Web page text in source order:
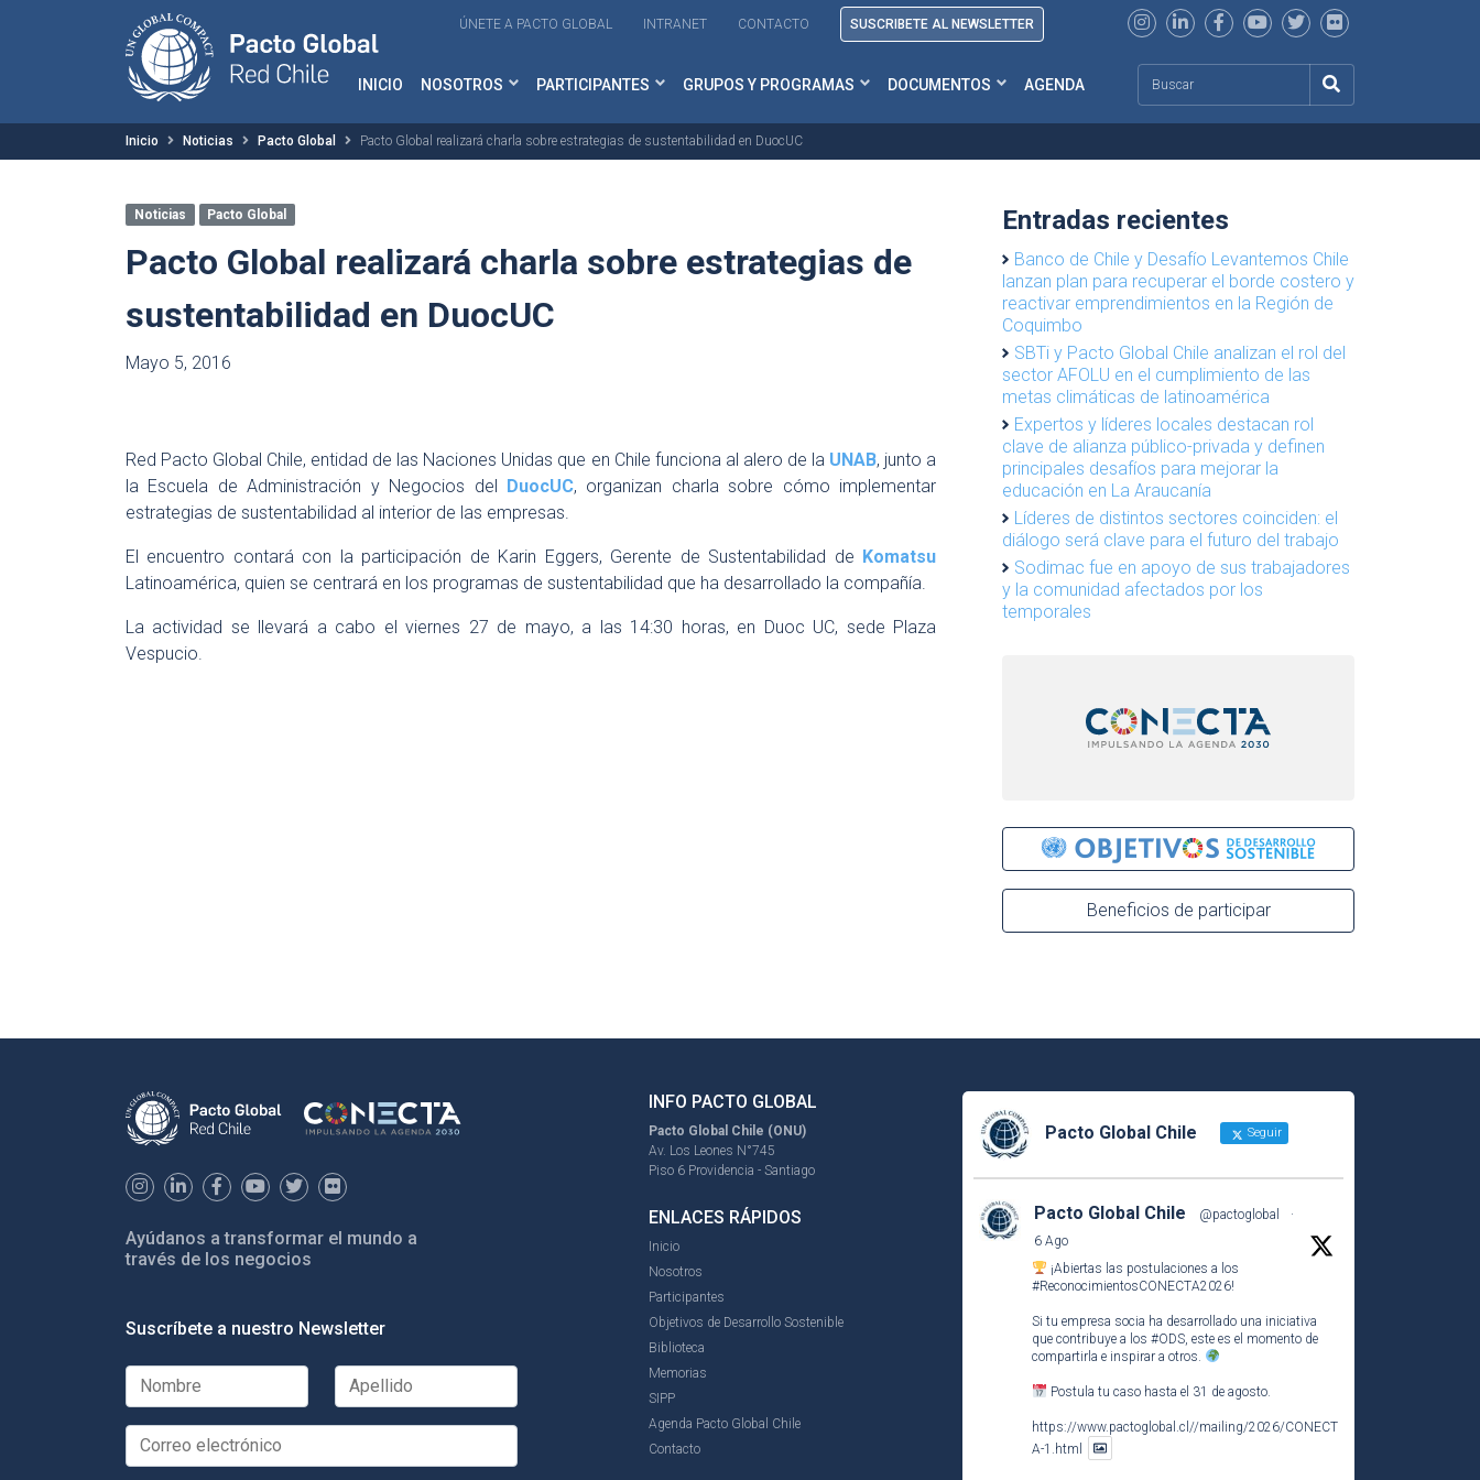
ÚNETE A PACTO GLOBAL INTRANET CONTACTO SUSCRIBETE AL NEWSLETTER
INICIO NOSOTROS PARTICIPANTES GRUPOS Y PROGRAMAS DOCUMENTOS AGENDA
Inicio Noticias Pacto Global Pacto Global realizará charla sobre estrategias de sustentabilidad en DuocUC
Noticias Pacto Global
Pacto Global realizará charla sobre estrategias de
sustentabilidad en DuocUC
Mayo 5, 2016
Red Pacto Global Chile, entidad de las Naciones Unidas que en Chile funciona al alero de la UNAB, junto a
la Escuela de Administración y Negocios del DuocUC, organizan charla sobre cómo implementar
estrategias de sustentabilidad al interior de las empresas.
El encuentro contará con la participación de Karin Eggers, Gerente de Sustentabilidad de Komatsu
Latinoamérica, quien se centrará en los programas de sustentabilidad que ha desarrollado la compañía.
La actividad se llevará a cabo el viernes 27 de mayo, a las 14:30 horas, en Duoc UC, sede Plaza
Vespucio.
Entradas recientes
Banco de Chile y Desafío Levantemos Chile
lanzan plan para recuperar el borde costero y
reactivar emprendimientos en la Región de
Coquimbo
SBTi y Pacto Global Chile analizan el rol del
sector AFOLU en el cumplimiento de las
metas climáticas de latinoamérica
Expertos y líderes locales destacan rol
clave de alianza público-privada y definen
principales desafíos para mejorar la
educación en La Araucanía
Líderes de distintos sectores coinciden: el
diálogo será clave para el futuro del trabajo
Sodimac fue en apoyo de sus trabajadores
y la comunidad afectados por los
temporales
Beneficios de participar
Ayúdanos a transformar el mundo a
través de los negocios
Suscríbete a nuestro Newsletter
INFO PACTO GLOBAL
Pacto Global Chile (ONU)
Av. Los Leones N°745
Piso 6 Providencia - Santiago
ENLACES RÁPIDOS
Inicio
Nosotros
Participantes
Objetivos de Desarrollo Sostenible
Biblioteca
Memorias
SIPP
Agenda Pacto Global Chile
Contacto
Pacto Global Chile Seguir
Pacto Global Chile @pactoglobal
·
6 Ago
¡Abiertas las postulaciones a los
#ReconocimientosCONECTA2026!
Si tu empresa socia ha desarrollado una iniciativa
que contribuye a los #ODS, este es el momento de
compartirla e inspirar a otros.
Postula tu caso hasta el 31 de agosto.
https://www.pactoglobal.cl//mailing/2026/CONECT
A-1.html